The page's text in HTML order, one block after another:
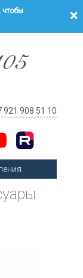
чтобы
921 908 51 10